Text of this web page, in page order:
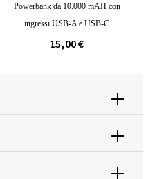
Powerbank da 10.000 mAH con
ingressi USB-A e USB-C
15,00 €